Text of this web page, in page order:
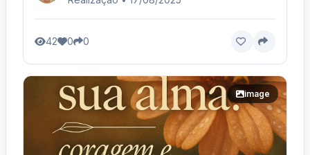
42 0 0
image